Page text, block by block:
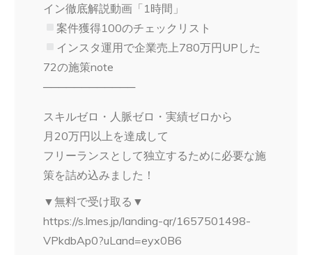
イン徹底解説動画「1時間」
案件獲得100のチェックリスト
インスタ運用で企業売上780万円UPした
72の施策note
────────────
スキルゼロ・人脈ゼロ・実績ゼロから
月20万円以上を達成して
フリーランスとして独立するために必要な施
策を詰め込みました！
▼無料で受け取る▼
https://s.lmes.jp/landing-qr/1657501498-
VPkdbAp0?uLand=eyx0B6